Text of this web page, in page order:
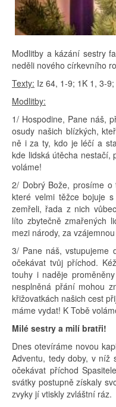
Modlitby a kázání sestry
neděli nového církevního
Texty: Iz 64, 1-9; 1K 1, 3-
Modlitby:
1/ Hospodine, Pane náš,
osudy našich blízkých,
ně i za ty, kdo je léčí a
kde lidská útěcha nestačí,
voláme!
2/ Dobrý Bože, prosíme
které velmi těžce bojuje
zemřeli, řada z nich
líto zbytečně zmařených
mezi národy, za
3/ Pane náš, vstupujeme
očekávat tvůj příchod.
touhy i naděje
nesplněná přání mohou
křižovatkách našich cest
máme vydat! K Tobě
Milé sestry a milí bratři!
Dnes otevíráme novou
Adventu, tedy doby, v níž
očekávat příchod
svátky postupně získaly
zvyky jí vtiskly zvláštní ráz.